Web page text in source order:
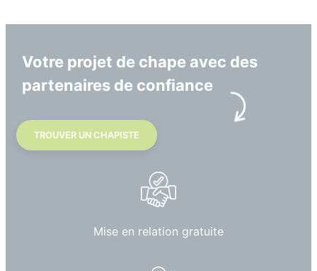
Votre projet de chape avec des
partenaires de confiance
TROUVER UN CHAPISTE
Mise en relation gratuite